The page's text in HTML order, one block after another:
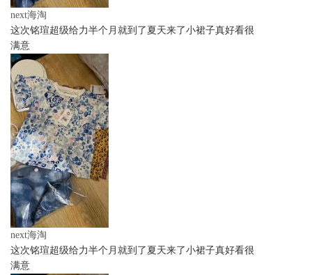
next海淘
这次铭瑄超级给力半个月就到了夏天来了小裙子真好看很
满意
next海淘
这次铭瑄超级给力半个月就到了夏天来了小裙子真好看很
满意